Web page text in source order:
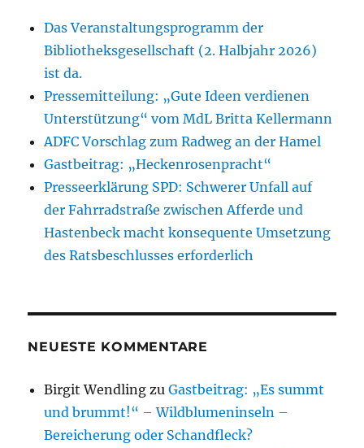
Das Veranstaltungsprogramm der
Bibliotheksgesellschaft (2. Halbjahr 2026)
ist da.
Pressemitteilung: „Gute Ideen verdienen
Unterstützung“ vom MdL Britta Kellermann
ADFC Vorschlag zum Radweg an der Hamel
Gastbeitrag: „Heckenrosenpracht“
Presseerklärung SPD: Schwerer Unfall auf
der Fahrradstraße zwischen Afferde und
Hastenbeck macht konsequente Umsetzung
des Ratsbeschlusses erforderlich
NEUESTE KOMMENTARE
Birgit Wendling zuGastbeitrag: „Es summt
und brummt!“ – Wildblumeninseln –
Bereicherung oder Schandfleck?